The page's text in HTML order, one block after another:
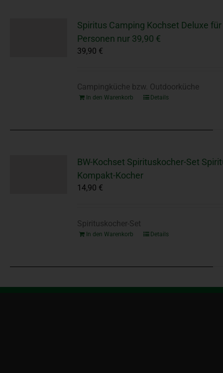
Spiritus Camping Kochset Deluxe für
Personen nur 39,90 €
39,90 €
Campingküche bzw. Outdoorküche
In den Warenkorb Details
BW-Kochset Spirituskocher-Set
Kompakt-Kocher
14,90 €
Spirituskocher-Set
In den Warenkorb Details